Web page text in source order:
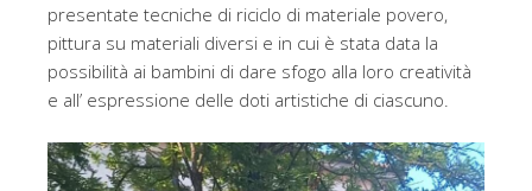
presentate tecniche di riciclo di materiale povero,
pittura su materiali diversi e in cui è stata data la
possibilità ai bambini di dare sfogo alla loro creatività
e all’ espressione delle doti artistiche di ciascuno.